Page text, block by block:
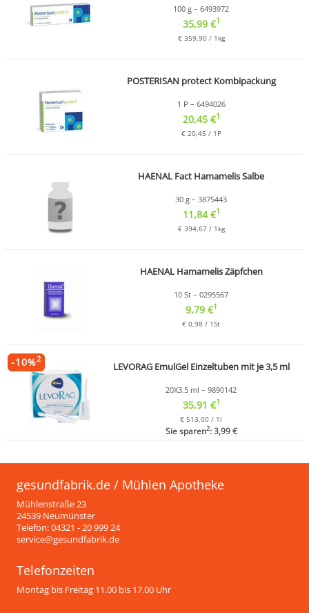
100 g – 6493972
35,99 €1
€ 359,90 / 1kg
POSTERISAN protect Kombipackung
1 P – 6494026
20,45 €1
€ 20,45 / 1P
HAENAL Fact Hamamelis Salbe
30 g – 3875443
11,84 €1
€ 394,67 / 1kg
HAENAL Hamamelis Zäpfchen
10 St – 0295567
9,79 €1
€ 0,98 / 1St
LEVORAG EmulGel Einzeltuben mit je 3,5 ml
20X3.5 ml – 9890142
35,91 €1
€ 513,00 / 1l
Sie sparen2: 3,99 €
-10%2
gesundfabrik.de / Mühlen Apotheke
Mühlenstraße 23
24539 Neumünster
Telefon: 04321 - 20 999 24
service@gesundfabrik.de
Telefonzeiten
Montag bis Freitag 11.00 bis 17.00 Uhr